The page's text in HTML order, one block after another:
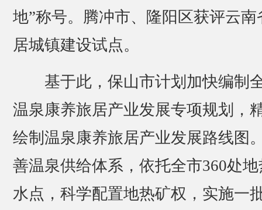
地”称号。腾冲市、隆阳区获评云南
居城镇建设试点。
基于此，保山市计划加快编制
温泉康养旅居产业发展专项规划，
绘制温泉康养旅居产业发展路线图
善温泉供给体系，依托全市360处地
水点，科学配置地热矿权，实施一